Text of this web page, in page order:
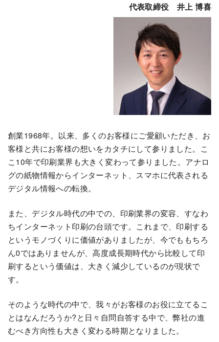
代表取締役 井上 博喜
創業1968年。以来、多くのお客様にご愛顧いただき、お
客様と共にお客様の想いをカタチにして参りました。こ
こ10年で印刷業界も大きく変わって参りました。アナロ
グの紙物情報からインターネット、スマホに代表される
デジタル情報への転換。
また、デジタル時代の中での、印刷業界の変容、すなわ
ちインターネット印刷の台頭です。これまで、印刷する
というモノづくりに価値がありましたが、今でももちろ
ん0ではありませんが、高度成長期時代から比較して印
刷するという価値は、大きく減少しているのが現状で
す。
そのような時代の中で、我々がお客様のお役に立てるこ
とはなんだろうか?と日々自問自答する中で、弊社の進
むべき方向性も大きく変わる時期となりました。